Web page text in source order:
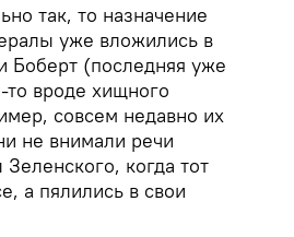
так, то назначение
уже вложились в
Боберт (последняя уже
то вроде хищного
совсем недавно их
не внимали речи
когда тот
а пялились в свои